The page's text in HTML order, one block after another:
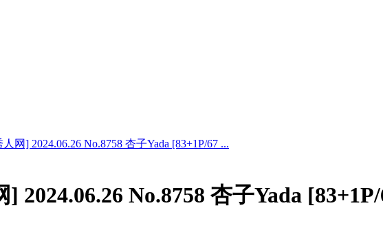
网] 2024.06.26 No.8758 杏子Yada [83+1P/67 ...
2024.06.26 No.8758 杏子Yada